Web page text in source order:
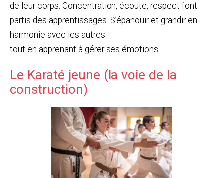
de leur corps. Concentration, écoute, respect font
partis des apprentissages. S’épanouir et grandir en
harmonie avec les autres
tout en apprenant à gérer ses émotions.
Le Karaté jeune (la voie de la
construction)